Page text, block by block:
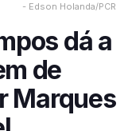
- Edson Holanda/PCR
dá a
de
Marques